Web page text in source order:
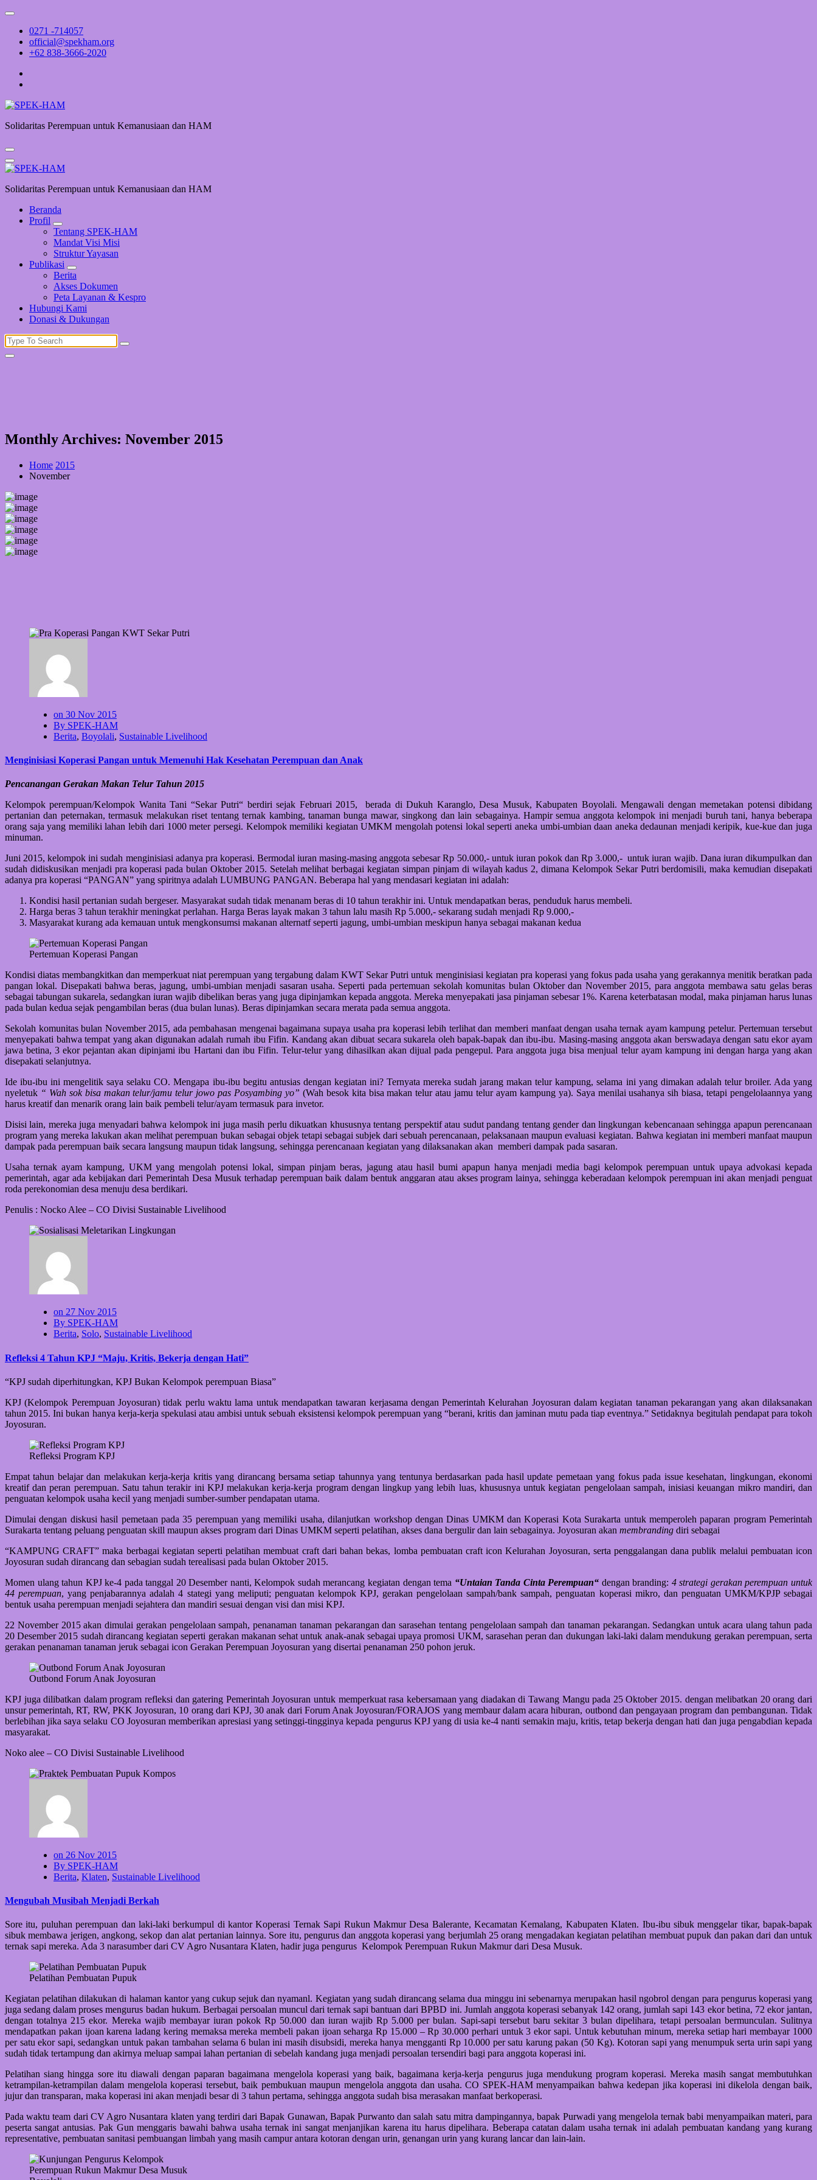
Skip
content0271 -714057
official@spekham.org
+62 838-3666-2020
Solidaritas Perempuan untuk Kemanusiaan dan HAM
Solidaritas Perempuan untuk Kemanusiaan dan HAM
Beranda
Profil
Tentang SPEK-HAM
Mandat Visi Misi
Struktur Yayasan
Publikasi
Berita
Akses Dokumen
Peta Layanan & Kespro
Hubungi Kami
Donasi & Dukungan
Search
for:
Monthly Archives: November 2015
Home 2015
November
on 30 Nov 2015
By SPEK-HAM
Berita, Boyolali, Sustainable Livelihood
Menginisiasi Koperasi Pangan untuk Memenuhi Hak Kesehatan Perempuan dan Anak
Pencanangan Gerakan Makan Telur Tahun 2015
Kelompok perempuan/Kelompok Wanita Tani “Sekar Putri“ berdiri sejak Februari 2015, berada di Dukuh Karanglo, Desa Musuk, Kabupaten Boyolali. Mengawali dengan memetakan potensi dibidang
pertanian dan peternakan, termasuk melakukan riset tentang ternak kambing, tanaman bunga mawar, singkong dan lain sebagainya. Hampir semua anggota kelompok ini menjadi buruh tani, hanya beberapa
orang saja yang memiliki lahan lebih dari 1000 meter persegi. Kelompok memiliki kegiatan UMKM mengolah potensi lokal seperti aneka umbi-umbian daan aneka dedaunan menjadi keripik, kue-kue dan juga
minuman.
Juni 2015, kelompok ini sudah menginisiasi adanya pra koperasi. Bermodal iuran masing-masing anggota sebesar Rp 50.000,- untuk iuran pokok dan Rp 3.000,- untuk iuran wajib. Dana iuran dikumpulkan dan
sudah didiskusikan menjadi pra koperasi pada bulan Oktober 2015. Setelah melihat berbagai kegiatan simpan pinjam di wilayah kadus 2, dimana Kelompok Sekar Putri berdomisili, maka kemudian disepakati
adanya pra koperasi “PANGAN” yang spiritnya adalah LUMBUNG PANGAN. Beberapa hal yang mendasari kegiatan ini adalah:
Kondisi hasil pertanian sudah bergeser. Masyarakat sudah tidak menanam beras di 10 tahun terakhir ini. Untuk mendapatkan beras, penduduk harus membeli.
Harga beras 3 tahun terakhir meningkat perlahan. Harga Beras layak makan 3 tahun lalu masih Rp 5.000,- sekarang sudah menjadi Rp 9.000,-
Masyarakat kurang ada kemauan untuk mengkonsumsi makanan alternatf seperti jagung, umbi-umbian meskipun hanya sebagai makanan kedua
Pertemuan Koperasi Pangan
Kondisi diatas membangkitkan dan memperkuat niat perempuan yang tergabung dalam KWT Sekar Putri untuk menginisiasi kegiatan pra koperasi yang fokus pada usaha yang gerakannya menitik beratkan pada
pangan lokal. Disepakati bahwa beras, jagung, umbi-umbian menjadi sasaran usaha. Seperti pada pertemuan sekolah komunitas bulan Oktober dan November 2015, para anggota membawa satu gelas beras
sebagai tabungan sukarela, sedangkan iuran wajib dibelikan beras yang juga dipinjamkan kepada anggota. Mereka menyepakati jasa pinjaman sebesar 1%. Karena keterbatasan modal, maka pinjaman harus lunas
pada bulan kedua sejak pengambilan beras (dua bulan lunas). Beras dipinjamkan secara merata pada semua anggota.
Sekolah komunitas bulan November 2015, ada pembahasan mengenai bagaimana supaya usaha pra koperasi lebih terlihat dan memberi manfaat dengan usaha ternak ayam kampung petelur. Pertemuan tersebut
menyepakati bahwa tempat yang akan digunakan adalah rumah ibu Fifin. Kandang akan dibuat secara sukarela oleh bapak-bapak dan ibu-ibu. Masing-masing anggota akan berswadaya dengan satu ekor ayam
jawa betina, 3 ekor pejantan akan dipinjami ibu Hartani dan ibu Fifin. Telur-telur yang dihasilkan akan dijual pada pengepul. Para anggota juga bisa menjual telur ayam kampung ini dengan harga yang akan
disepakati selanjutnya.
Ide ibu-ibu ini mengelitik saya selaku CO. Mengapa ibu-ibu begitu antusias dengan kegiatan ini? Ternyata mereka sudah jarang makan telur kampung, selama ini yang dimakan adalah telur broiler. Ada yang
nyeletuk “ Wah sok bisa makan telur/jamu telur jowo pas Posyambing yo” (Wah besok kita bisa makan telur atau jamu telur ayam kampung ya). Saya menilai usahanya sih biasa, tetapi pengelolaannya yang
harus kreatif dan menarik orang lain baik pembeli telur/ayam termasuk para invetor.
Disisi lain, mereka juga menyadari bahwa kelompok ini juga masih perlu dikuatkan khususnya tentang perspektif atau sudut pandang tentang gender dan lingkungan kebencanaan sehingga apapun perencanaan
program yang mereka lakukan akan melihat perempuan bukan sebagai objek tetapi sebagai subjek dari sebuah perencanaan, pelaksanaan maupun evaluasi kegiatan. Bahwa kegiatan ini memberi manfaat maupun
dampak pada perempuan baik secara langsung maupun tidak langsung, sehingga perencanaan kegiatan yang dilaksanakan akan memberi dampak pada sasaran.
Usaha ternak ayam kampung, UKM yang mengolah potensi lokal, simpan pinjam beras, jagung atau hasil bumi apapun hanya menjadi media bagi kelompok perempuan untuk upaya advokasi kepada
pemerintah, agar ada kebijakan dari Pemerintah Desa Musuk terhadap perempuan baik dalam bentuk anggaran atau akses program lainya, sehingga keberadaan kelompok perempuan ini akan menjadi penguat
roda perekonomian desa menuju desa berdikari.
Penulis : Nocko Alee – CO Divisi Sustainable Livelihood
on 27 Nov 2015
By SPEK-HAM
Berita, Solo, Sustainable Livelihood
Refleksi 4 Tahun KPJ “Maju, Kritis, Bekerja dengan Hati”
“KPJ sudah diperhitungkan, KPJ Bukan Kelompok perempuan Biasa”
KPJ (Kelompok Perempuan Joyosuran) tidak perlu waktu lama untuk mendapatkan tawaran kerjasama dengan Pemerintah Kelurahan Joyosuran dalam kegiatan tanaman pekarangan yang akan dilaksanakan
tahun 2015. Ini bukan hanya kerja-kerja spekulasi atau ambisi untuk sebuah eksistensi kelompok perempuan yang “berani, kritis dan jaminan mutu pada tiap eventnya.” Setidaknya begitulah pendapat para tokoh
Joyosuran.
Refleksi Program KPJ
Empat tahun belajar dan melakukan kerja-kerja kritis yang dirancang bersama setiap tahunnya yang tentunya berdasarkan pada hasil update pemetaan yang fokus pada issue kesehatan, lingkungan, ekonomi
kreatif dan peran perempuan. Satu tahun terakir ini KPJ melakukan kerja-kerja program dengan lingkup yang lebih luas, khususnya untuk kegiatan pengelolaan sampah, inisiasi keuangan mikro mandiri, dan
penguatan kelompok usaha kecil yang menjadi sumber-sumber pendapatan utama.
Dimulai dengan diskusi hasil pemetaan pada 35 perempuan yang memiliki usaha, dilanjutkan workshop dengan Dinas UMKM dan Koperasi Kota Surakarta untuk memperoleh paparan program Pemerintah
Surakarta tentang peluang penguatan skill maupun akses program dari Dinas UMKM seperti pelatihan, akses dana bergulir dan lain sebagainya. Joyosuran akan membranding diri sebagai
“KAMPUNG CRAFT” maka berbagai kegiatan seperti pelatihan membuat craft dari bahan bekas, lomba pembuatan craft icon Kelurahan Joyosuran, serta penggalangan dana publik melalui pembuatan icon
Joyosuran sudah dirancang dan sebagian sudah terealisasi pada bulan Oktober 2015.
Momen ulang tahun KPJ ke-4 pada tanggal 20 Desember nanti, Kelompok sudah merancang kegiatan dengan tema “Untaian Tanda Cinta Perempuan“ dengan branding: 4 strategi gerakan perempuan untuk
44 perempuan, yang penjabarannya adalah 4 stategi yang meliputi; penguatan kelompok KPJ, gerakan pengelolaan sampah/bank sampah, penguatan koperasi mikro, dan penguatan UMKM/KPJP sebagai
bentuk usaha perempuan menjadi sejahtera dan mandiri sesuai dengan visi dan misi KPJ.
22 November 2015 akan dimulai gerakan pengelolaan sampah, penanaman tanaman pekarangan dan sarasehan tentang pengelolaan sampah dan tanaman pekarangan. Sedangkan untuk acara ulang tahun pada
20 Desember 2015 sudah dirancang kegiatan seperti gerakan makanan sehat untuk anak-anak sebagai upaya promosi UKM, sarasehan peran dan dukungan laki-laki dalam mendukung gerakan perempuan, serta
gerakan penanaman tanaman jeruk sebagai icon Gerakan Perempuan Joyosuran yang disertai penanaman 250 pohon jeruk.
Outbond Forum Anak Joyosuran
KPJ juga dilibatkan dalam program refleksi dan gatering Pemerintah Joyosuran untuk memperkuat rasa kebersamaan yang diadakan di Tawang Mangu pada 25 Oktober 2015. dengan melibatkan 20 orang dari
unsur pemerintah, RT, RW, PKK Joyosuran, 10 orang dari KPJ, 30 anak dari Forum Anak Joyosuran/FORAJOS yang membaur dalam acara hiburan, outbond dan pengayaan program dan pembangunan. Tidak
berlebihan jika saya selaku CO Joyosuran memberikan apresiasi yang setinggi-tingginya kepada pengurus KPJ yang di usia ke-4 nanti semakin maju, kritis, tetap bekerja dengan hati dan juga pengabdian kepada
masyarakat.
Noko alee – CO Divisi Sustainable Livelihood
on 26 Nov 2015
By SPEK-HAM
Berita, Klaten, Sustainable Livelihood
Mengubah Musibah Menjadi Berkah
Sore itu, puluhan perempuan dan laki-laki berkumpul di kantor Koperasi Ternak Sapi Rukun Makmur Desa Balerante, Kecamatan Kemalang, Kabupaten Klaten. Ibu-ibu sibuk menggelar tikar, bapak-bapak
sibuk membawa jerigen, angkong, sekop dan alat pertanian lainnya. Sore itu, pengurus dan anggota koperasi yang berjumlah 25 orang mengadakan kegiatan pelatihan membuat pupuk dan pakan dari dan untuk
ternak sapi mereka. Ada 3 narasumber dari CV Agro Nusantara Klaten, hadir juga pengurus Kelompok Perempuan Rukun Makmur dari Desa Musuk.
Pelatihan Pembuatan Pupuk
Kegiatan pelatihan dilakukan di halaman kantor yang cukup sejuk dan nyamanl. Kegiatan yang sudah dirancang selama dua minggu ini sebenarnya merupakan hasil ngobrol dengan para pengurus koperasi yang
juga sedang dalam proses mengurus badan hukum. Berbagai persoalan muncul dari ternak sapi bantuan dari BPBD ini. Jumlah anggota koperasi sebanyak 142 orang, jumlah sapi 143 ekor betina, 72 ekor jantan,
dengan totalnya 215 ekor. Mereka wajib membayar iuran pokok Rp 50.000 dan iuran wajib Rp 5.000 per bulan. Sapi-sapi tersebut baru sekitar 3 bulan dipelihara, tetapi persoalan bermunculan. Sulitnya
mendapatkan pakan ijoan karena ladang kering memaksa mereka membeli pakan ijoan seharga Rp 15.000 – Rp 30.000 perhari untuk 3 ekor sapi. Untuk kebutuhan minum, mereka setiap hari membayar 1000
per satu ekor sapi, sedangkan untuk pakan tambahan selama 6 bulan ini masih disubsidi, mereka hanya mengganti Rp 10.000 per satu karung pakan (50 Kg). Kotoran sapi yang menumpuk serta urin sapi yang
sudah tidak tertampung dan akirnya meluap sampai lahan pertanian di sebelah kandang juga menjadi persoalan tersendiri bagi para anggota koperasi ini.
Pelatihan siang hingga sore itu diawali dengan paparan bagaimana mengelola koperasi yang baik, bagaimana kerja-kerja pengurus juga mendukung program koperasi. Mereka masih sangat membutuhkan
ketrampilan-ketrampilan dalam mengelola koperasi tersebut, baik pembukuan maupun mengelola anggota dan usaha. CO SPEK-HAM menyampaikan bahwa kedepan jika koperasi ini dikelola dengan baik,
jujur dan transparan, maka koperasi ini akan menjadi besar di 3 tahun pertama, sehingga anggota sudah bisa merasakan manfaat berkoperasi.
Pada waktu team dari CV Agro Nusantara klaten yang terdiri dari Bapak Gunawan, Bapak Purwanto dan salah satu mitra dampingannya, bapak Purwadi yang mengelola ternak babi menyampaikan materi, para
peserta sangat antusias. Pak Gun menggaris bawahi bahwa usaha ternak ini sangat menjanjikan karena itu harus dipelihara. Beberapa catatan dalam usaha ternak ini adalah pembuatan kandang yang kurang
representative, pembuatan sanitasi pembuangan limbah yang masih campur antara kotoran dengan urin, genangan urin yang kurang lancar dan lain-lain.